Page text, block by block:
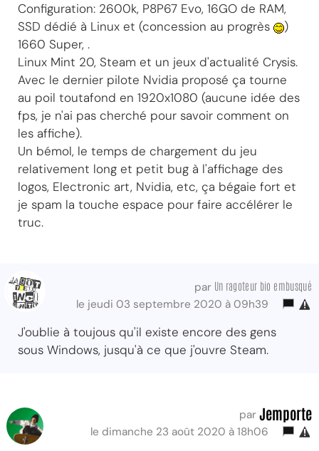
Configuration: 2600k, P8P67 Evo, 16GO de RAM,
SSD dédié à Linux et (concession au progrès
)
1660 Super, .
Linux Mint 20, Steam et un jeux d'actualité Crysis.
Avec le dernier pilote Nvidia proposé ça tourne
au poil toutafond en 1920x1080 (aucune idée des
fps, je n'ai pas cherché pour savoir comment on
les affiche).
Un bémol, le temps de chargement du jeu
relativement long et petit bug à l'affichage des
logos, Electronic art, Nvidia, etc, ça bégaie fort et
je spam la touche espace pour faire accélérer le
truc.
par Un ragoteur bio embusqué
le jeudi 03 septembre 2020 à 09h39
J'oublie à toujous qu'il existe encore des gens
sous Windows, jusqu'à ce que j'ouvre Steam.
par Jemporte
le dimanche 23 août 2020 à 18h06